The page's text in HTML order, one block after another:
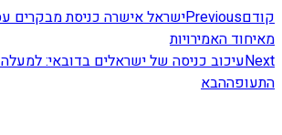
קודםPreviousישראל אישרה כניסת מבקרים
מאיחוד האמירויות
Next
התעופההבא